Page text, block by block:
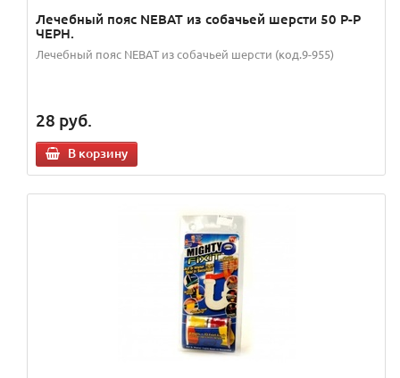
Лечебный пояс NEBAT из собачьей шерсти 50 Р-Р
ЧЕРН.
Лечебный пояс NEBAT из собачьей шерсти (код.9-955)
28 руб.
В корзину